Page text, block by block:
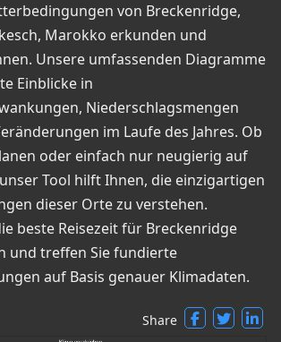
von Breckenridge,
Marokko erkunden und
Unsere umfassenden Diagramme
Einblicke in
Niederschlagsmengen
im Laufe des Jahres. Ob
oder einfach nur neugierig auf
Tool hilft Ihnen, die einzigartigen
dieser Orte zu verstehen.
beste Reisezeit für Breckenridge
und treffen Sie fundierte
auf Basis genauer Klimadaten.
Share